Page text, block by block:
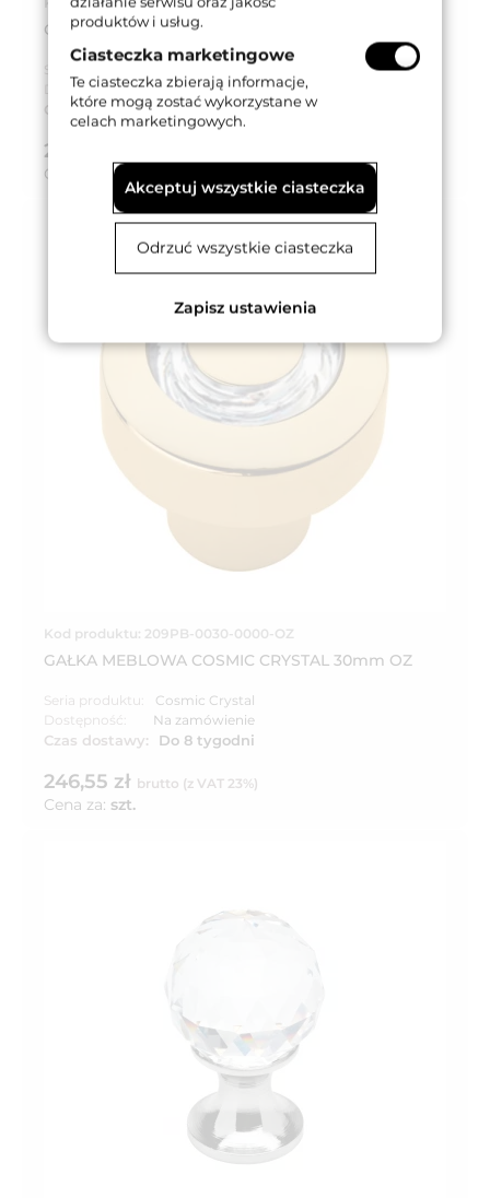
GAŁKA MEBLOWA COSMIC CRYSTAL 30 mm CS
Cosmic Crystal
Dostępność:
Na zamówienie
Czas dostawy: Do 8 tygodni
204,70 zł
Cena za: szt.
Kod produktu: 209PB-0030-0000-OZ
GAŁKA MEBLOWA COSMIC CRYSTAL 30mm OZ
Seria produktu:
Cosmic Crystal
Dostępność:
Na zamówienie
Czas dostawy: Do 8 tygodni
246,55 zł brutto (z VAT 23%)
Cena za: szt.
produktów i usług.
Ciasteczka marketingowe
Te ciasteczka zbierają informacje,
które mogą zostać wykorzystane w
celach marketingowych.
Akceptuj wszystkie ciasteczka
Odrzuć wszystkie ciasteczka
Zapisz ustawienia